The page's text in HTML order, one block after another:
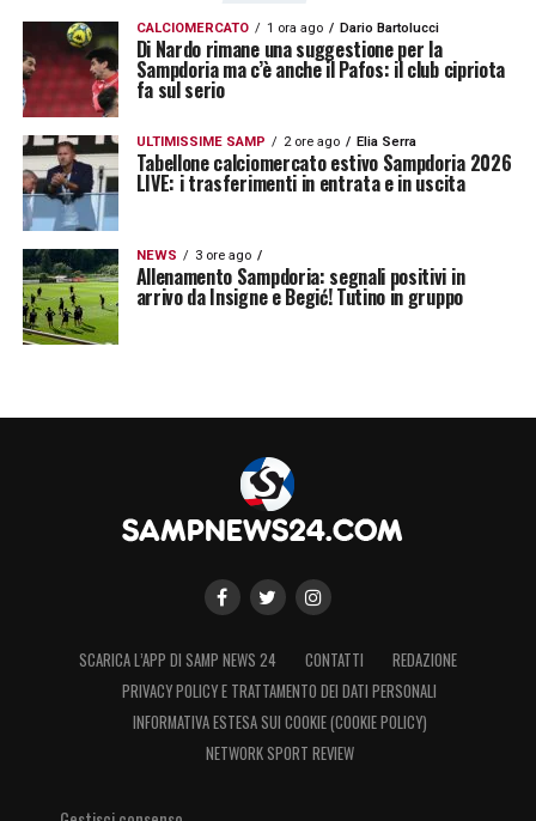
LA PLAYLIST DELLE NOSTRE TOP NEWS
CALCIOMERCATO 1 ora ago Dario Bartolucci
Di Nardo rimane una suggestione per la
Sampdoria ma c’è anche il Pafos: il club cipriota
fa sul serio
ULTIMISSIME SAMP 2 ore ago Elia Serra
Tabellone calciomercato estivo Sampdoria 2026
LIVE: i trasferimenti in entrata e in uscita
NEWS 3 ore ago
Allenamento Sampdoria: segnali positivi in
arrivo da Insigne e Begić! Tutino in gruppo
SCARICA L’APP DI SAMP NEWS 24 CONTATTI
REDAZIONE
PRIVACY POLICY E TRATTAMENTO DEI DATI PERSONALI
INFORMATIVA ESTESA SUI COOKIE (COOKIE POLICY)
NETWORK SPORT REVIEW